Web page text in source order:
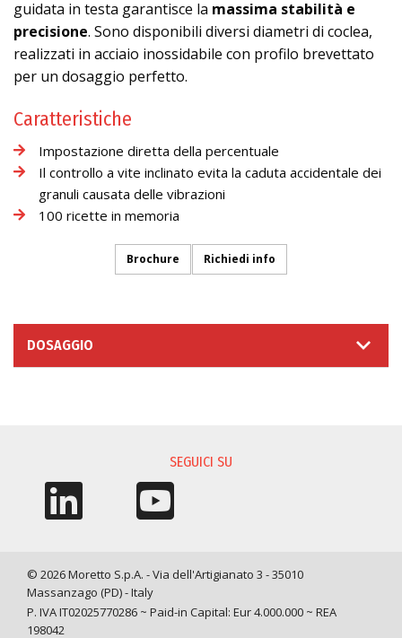
guidata in testa garantisce la massima stabilità e
precisione. Sono disponibili diversi diametri di coclea,
realizzati in acciaio inossidabile con profilo brevettato
per un dosaggio perfetto.
Caratteristiche
Impostazione diretta della percentuale
Il controllo a vite inclinato evita la caduta accidentale dei
granuli causata delle vibrazioni
100 ricette in memoria
Brochure Richiedi info
DOSAGGIO
SEGUICI SU
© 2026 Moretto S.p.A. - Via dell'Artigianato 3 - 35010
Massanzago (PD) - Italy
P. IVA IT02025770286 ~ Paid-in Capital: Eur 4.000.000 ~ REA
198042